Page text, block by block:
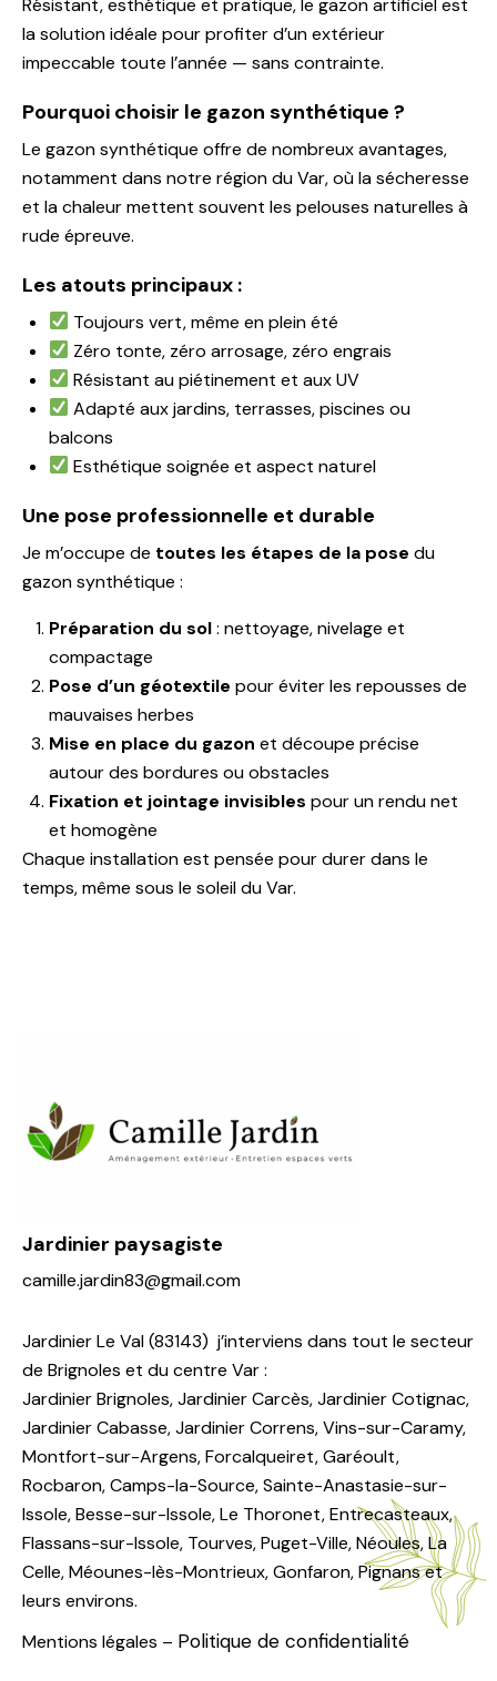
la solution idéale pour profiter d’un extérieur
impeccable toute l’année — sans contrainte.
Pourquoi choisir le gazon synthétique ?
Le gazon synthétique offre de nombreux avantages,
notamment dans notre région du Var, où la sécheresse
et la chaleur mettent souvent les pelouses naturelles à
rude épreuve.
Les atouts principaux :
Toujours vert, même en plein été
Zéro tonte, zéro arrosage, zéro engrais
Résistant au piétinement et aux UV
Adapté aux jardins, terrasses, piscines ou
balcons
Esthétique soignée et aspect naturel
Une pose professionnelle et durable
Je m’occupe de toutes les étapes de la pose du
gazon synthétique :
Préparation du sol: nettoyage, nivelage et
compactage
Pose d’un géotextile pour éviter les repousses de
mauvaises herbes
Mise en place du gazon et découpe précise
autour des bordures ou obstacles
Fixation et jointage invisibles pour un rendu net
et homogène
Chaque installation est pensée pour durer dans le
temps, même sous le soleil du Var.
Jardinier paysagiste
camille.jardin83@gmail.com
Jardinier Le Val(83143) j’interviens dans tout le secteur
de Brignoles et du centre Var :
Jardinier Brignoles,Jardinier Carcès,Jardinier Cotignac,
Jardinier Cabasse,Jardinier Correns, Vins-sur-Caramy,
Montfort-sur-Argens, Forcalqueiret, Garéoult,
Rocbaron, Camps-la-Source, Sainte-Anastasie-sur-
Issole, Besse-sur-Issole, Le Thoronet, Entrecasteaux,
Flassans-sur-Issole, Tourves, Puget-Ville, Néoules, La
Celle, Méounes-lès-Montrieux, Gonfaron, Pignans et
leurs environs.
Mentions légales – Politique de confidentialité